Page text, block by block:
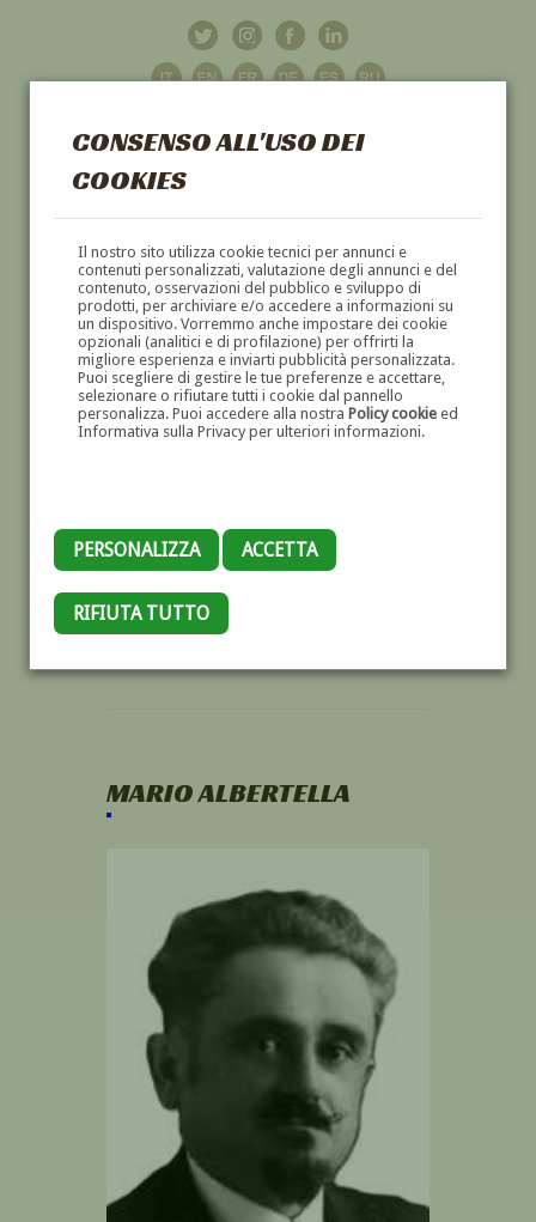
CONSENSO ALL'USO DEI
COOKIES
Il nostro sito utilizza cookie tecnici per annunci e
contenuti personalizzati, valutazione degli annunci e del
contenuto, osservazioni del pubblico e sviluppo di
prodotti, per archiviare e/o accedere a informazioni su
un dispositivo. Vorremmo anche impostare dei cookie
opzionali (analitici e di profilazione) per offrirti la
migliore esperienza e inviarti pubblicità personalizzata.
Puoi scegliere di gestire le tue preferenze e accettare,
selezionare o rifiutare tutti i cookie dal pannello
personalizza. Puoi accedere alla nostra Policy cookieed
Informativa sulla Privacy per ulteriori informazioni.
PERSONALIZZA ACCETTA
RIFIUTA TUTTO
GALLERIAD'ARTE
DIPINTI E SCULTURE '800 E '900
MARIO ALBERTELLA